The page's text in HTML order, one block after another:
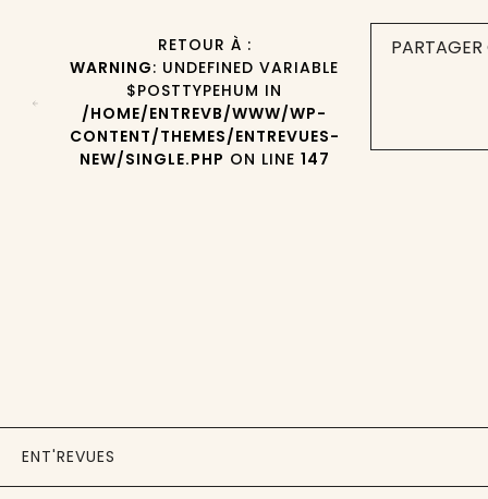
RETOUR À :
WARNING: UNDEFINED VARIABLE
$POSTTYPEHUM IN
/HOME/ENTREVB/WWW/WP-
CONTENT/THEMES/ENTREVUES-
NEW/SINGLE.PHP ON LINE 147
ENT'REVUES